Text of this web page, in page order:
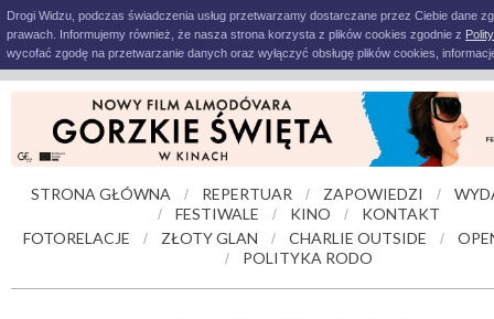
Drogi Widzu, podczas świadczenia usług przetwarzamy dostarczane przez Ciebie dane
prawach. Informujemy również, że nasza strona korzysta z plików cookies zgodnie z
wycofać zgodę na przetwarzanie danych oraz wyłączyć obsługę plików cookies,
STRONA GŁÓWNA / REPERTUAR / ZAPOWIEDZI /
/ FESTIWALE / KINO /
KONTAKT
FOTORELACJE
/ ZŁOTY GLAN / CHARLIE OUTSIDE /
/ POLITYKA RODO